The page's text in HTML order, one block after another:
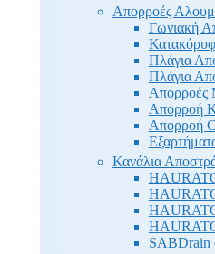
Απορροές
Γωνιακή
Πλάγια
Πλάγια
Απορροές
Απορροή
Απορροή
Κανάλια
SABDrain